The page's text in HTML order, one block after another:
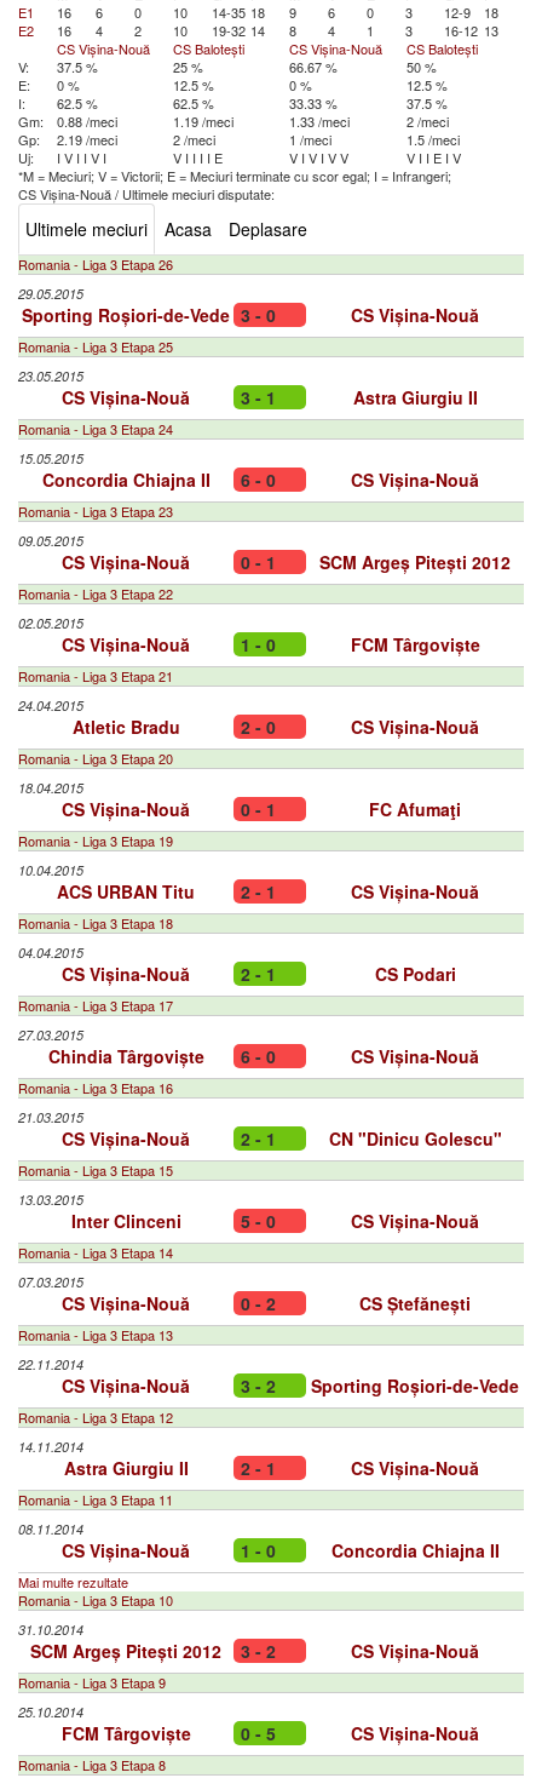
E1
16 6 0 10 14-35 18 9 6 0 3 12-9
18
E2
16 4 2 10 19-32 14 8 4 1 3 16-12 13
CS Vișina-Nouă
CS Balotești CS Vișina-Nouă
CS Balotești
V:
37.5 % 25 % 66.67 %
50 %
E:
0 % 12.5 % 0 %
12.5 %
I:
62.5 % 62.5 % 33.33 %
37.5 %
Gm:
0.88 /meci 1.19 /meci 1.33 /meci
2 /meci
Gp:
2.19 /meci 2 /meci 1 /meci
1.5 /meci
Uj:
I V I I V I V I I I I E V I V I VV V I I E I V
*M = Meciuri; V = Victorii; E = Meciuri terminate cu scor egal; I = Infrangeri;
CS Vișina-Nouă/ Ultimele meciuri disputate:
Ultimele meciuri Acasa Deplasare
Romania - Liga 3 Etapa 26
29.05.2015
Sporting Roșiori-de-Vede 3 - 0 CS Vișina-Nouă
Romania - Liga 3 Etapa 25
23.05.2015
CS Vișina-Nouă 3 - 1 Astra Giurgiu II
Romania - Liga 3 Etapa 24
15.05.2015
Concordia Chiajna II 6 - 0 CS Vișina-Nouă
Romania - Liga 3 Etapa 23
09.05.2015
CS Vișina-Nouă 0 - 1 SCM Argeș Pitești 2012
Romania - Liga 3 Etapa 22
02.05.2015
CS Vișina-Nouă 1 - 0 FCM Târgoviște
Romania - Liga 3 Etapa 21
24.04.2015
Atletic Bradu 2 - 0 CS Vișina-Nouă
Romania - Liga 3 Etapa 20
18.04.2015
CS Vișina-Nouă 0 - 1 FC Afumaţi
Romania - Liga 3 Etapa 19
10.04.2015
ACS URBAN Titu 2 - 1 CS Vișina-Nouă
Romania - Liga 3 Etapa 18
04.04.2015
CS Vișina-Nouă 2 - 1 CS Podari
Romania - Liga 3 Etapa 17
27.03.2015
Chindia Târgoviște 6 - 0 CS Vișina-Nouă
Romania - Liga 3 Etapa 16
21.03.2015
CS Vișina-Nouă 2 - 1 CN "Dinicu Golescu"
Romania - Liga 3 Etapa 15
13.03.2015
Inter Clinceni 5 - 0 CS Vișina-Nouă
Romania - Liga 3 Etapa 14
07.03.2015
CS Vișina-Nouă 0 - 2 CS Ștefănești
Romania - Liga 3 Etapa 13
22.11.2014
CS Vișina-Nouă 3 - 2 Sporting Roșiori-de-Vede
Romania - Liga 3 Etapa 12
14.11.2014
Astra Giurgiu II 2 - 1 CS Vișina-Nouă
Romania - Liga 3 Etapa 11
08.11.2014
CS Vișina-Nouă 1 - 0 Concordia Chiajna II
Mai multe rezultate
Romania - Liga 3 Etapa 10
31.10.2014
SCM Argeș Pitești 2012 3 - 2 CS Vișina-Nouă
Romania - Liga 3 Etapa 9
25.10.2014
FCM Târgoviște 0 - 5 CS Vișina-Nouă
Romania - Liga 3 Etapa 8